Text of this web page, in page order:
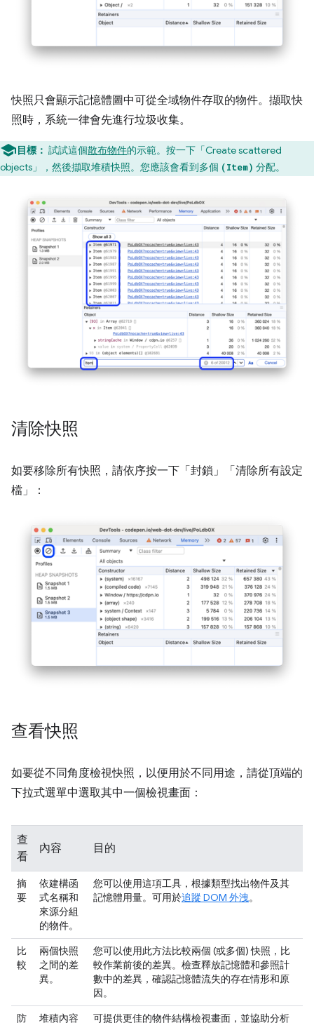
快照只會顯示記憶體圖中可從全域物件存取的物件。擷取快
照時，系統一律會先進行垃圾收集。
目標： 試試這個散布物件的示範。按一下「Create scattered
objects」
，然後擷取堆積快照。您應該會看到多個 (Item) 分配。
清除快照
如要移除所有快照，請依序按一下「封鎖」
「清除所有設定
檔」：
查看快照
如要從不同角度檢視快照，以便用於不同用途，請從頂端的
下拉式選單中選取其中一個檢視畫面：
查
看
內容 目的
摘
要
依建構函
式名稱和
來源分組
的物件。
您可以使用這項工具，根據類型找出物件及其
記憶體用量。可用於追蹤 DOM 外洩。
比
較
兩個快照
之間的差
異。
您可以使用此方法比較兩個 (或多個) 快照，比
較作業前後的差異。檢查釋放記憶體和參照計
數中的差異，確認記憶體流失的存在情形和原
因。
防
堆積內容 可提供更佳的物件結構檢視畫面，並協助分析